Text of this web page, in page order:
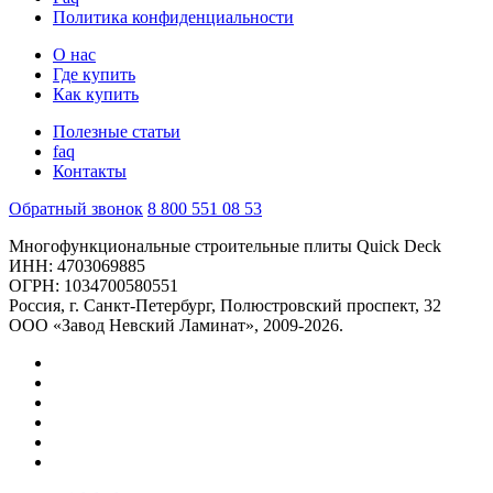
Время работы: 8.00-22.00
Перейти на сайт
Лемана ПРО
ул. Партизана Германа, д. 2
тел. тел. +7(812)449-21-50
Время работы: 8.00-22.00
Лемана ПРО
ул. Парашютная, д. 60В
тел. тел. 8 (800) 700-00-99
Время работы: 7.30-22.00
Перейти на сайт
Петергофское шоссе, д. 96А
тел. тел. 8 (800) 700-00-99
Политика конфиденциальности
О нас
Где купить
Как купить
Полезные статьи
faq
Контакты
Обратный звонок 8 800 551 08 53
Многофункциональные строительные плиты Quick Deck
ИНН: 4703069885
ОГРН: 1034700580551
Россия, г. Санкт-Петербург, Полюстровский проспект, 32
ООО «Завод Невский Ламинат», 2009-2026.